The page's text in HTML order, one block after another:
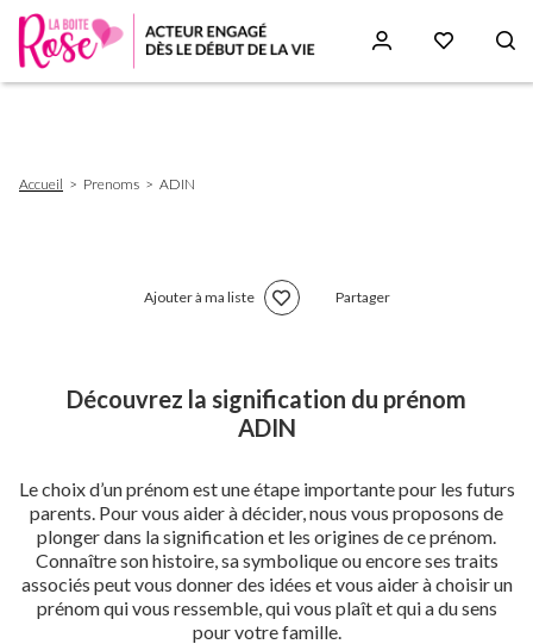
d'Ariane
Accueil Prenoms ADIN
Ajouter à ma liste Partager
Découvrez la signification du prénom
ADIN
Le choix d’un prénom est une étape importante pour les futurs
parents. Pour vous aider à décider, nous vous proposons de
plonger dans la signification et les origines de ce prénom.
Connaître son histoire, sa symbolique ou encore ses traits
associés peut vous donner des idées et vous aider à choisir un
prénom qui vous ressemble, qui vous plaît et qui a du sens
pour votre famille.